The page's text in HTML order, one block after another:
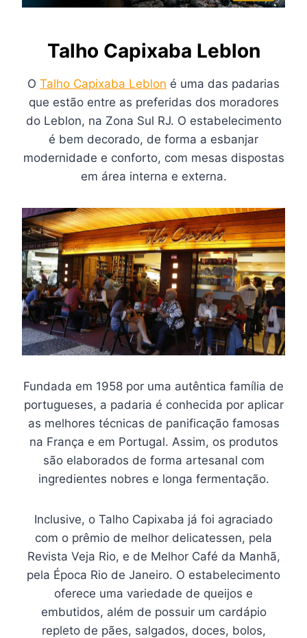
Talho Capixaba Leblon
O Talho Capixaba Leblon é uma das padarias
que estão entre as preferidas dos moradores
do Leblon, na Zona Sul RJ. O estabelecimento
é bem decorado, de forma a esbanjar
modernidade e conforto, com mesas dispostas
em área interna e externa.
Fundada em 1958 por uma autêntica família de
portugueses, a padaria é conhecida por aplicar
as melhores técnicas de panificação famosas
na França e em Portugal. Assim, os produtos
são elaborados de forma artesanal com
ingredientes nobres e longa fermentação.
Inclusive, o Talho Capixaba já foi agraciado
com o prêmio de melhor delicatessen, pela
Revista Veja Rio, e de Melhor Café da Manhã,
pela Época Rio de Janeiro. O estabelecimento
oferece uma variedade de queijos e
embutidos, além de possuir um cardápio
repleto de pães, salgados, doces, bolos,